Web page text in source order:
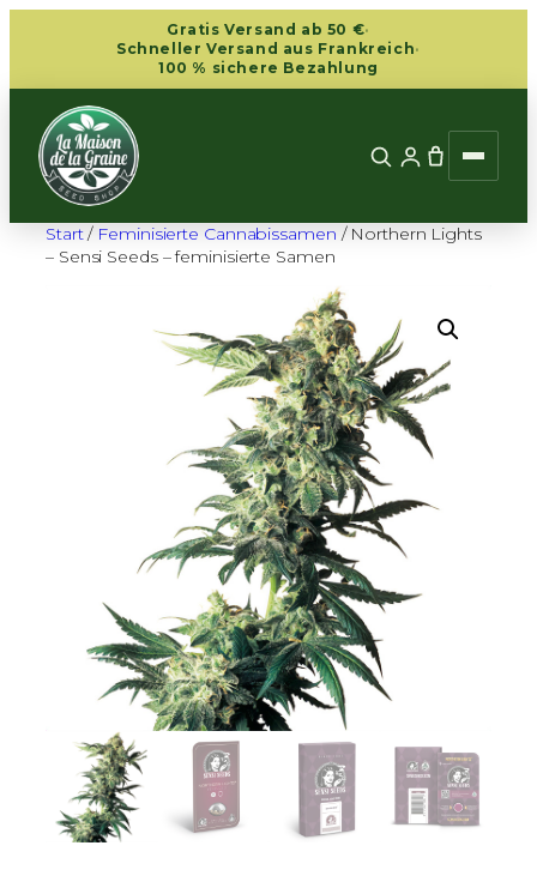
springen
Gratis Versand ab 50 €·
Schneller Versand aus Frankreich·
100 % sichere Bezahlung
Start/ Feminisierte Cannabissamen / Northern Lights
– Sensi Seeds – feminisierte Samen